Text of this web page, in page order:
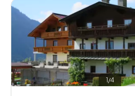
Filters opslaan
1/4